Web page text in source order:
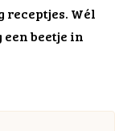
receptjes. Wél
beetje in